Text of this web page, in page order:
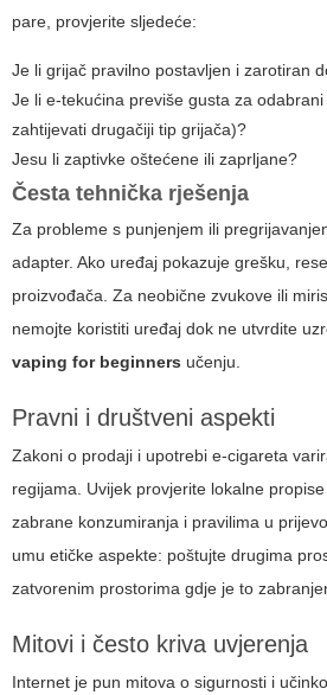
pare, provjerite sljedeće:
Je li grijač pravilno postavljen i zarotiran
Je li e-tekućina previše gusta za
zahtijevati drugačiji tip grijača)?
Jesu li zaptivke oštećene ili zaprljane?
Česta tehnička rješenja
Za probleme s punjenjem ili
adapter. Ako uređaj pokazuje grešku,
proizvođača. Za neobične zvukove ili
nemojte koristiti uređaj dok ne utvrdite
vaping for beginners učenju.
Pravni i društveni aspekti
Zakoni o prodaji i upotrebi e-cigareta
regijama. Uvijek provjerite lokalne
zabrane konzumiranja i pravilima u
umu etičke aspekte: poštujte drugima
zatvorenim prostorima gdje je to
Mitovi i često kriva uvjerenja
Internet je pun mitova o sigurnosti i